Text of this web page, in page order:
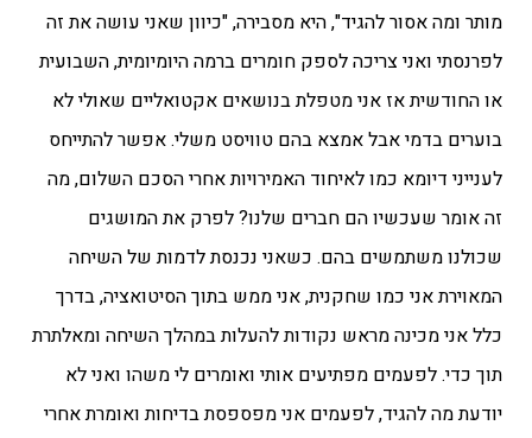
מותר ומה אסור להגיד", היא מסבירה, "כיוון שאני עושה את זה
לפרנסתי ואני צריכה לספק חומרים ברמה היומיומית, השבועית
או החודשית אז אני מטפלת בנושאים אקטואליים שאולי לא
בוערים בדמי אבל אמצא בהם טוויסט משלי. אפשר להתייחס
לענייני דיומא כמו לאיחוד האמירויות אחרי הסכם השלום, מה
זה אומר שעכשיו הם חברים שלנו? לפרק את המושגים
שכולנו משתמשים בהם. כשאני נכנסת לדמות של השיחה
המאוירת אני כמו שחקנית, אני ממש בתוך הסיטואציה, בדרך
כלל אני מכינה מראש נקודות להעלות במהלך השיחה ומאלתרת
תוך כדי. לפעמים מפתיעים אותי ואומרים לי משהו ואני לא
יודעת מה להגיד, לפעמים אני מפספסת בדיחות ואומרת אחרי